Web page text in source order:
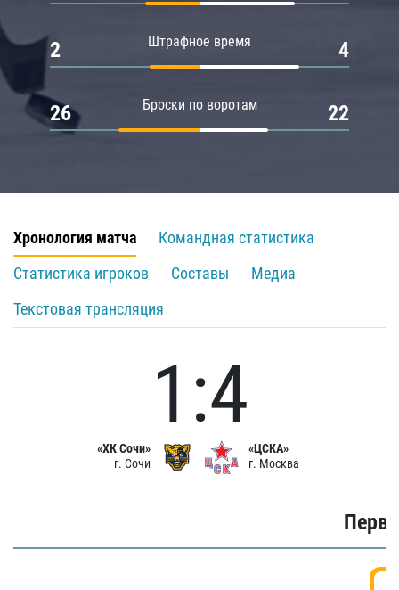
Штрафное время
2 4
Броски по воротам
26 22
Хронология матча
Командная статистика
Статистика игроков
Составы
Медиа
Текстовая трансляция
«ХК Сочи»
г. Сочи
1:4
«ЦСКА»
г. Москва